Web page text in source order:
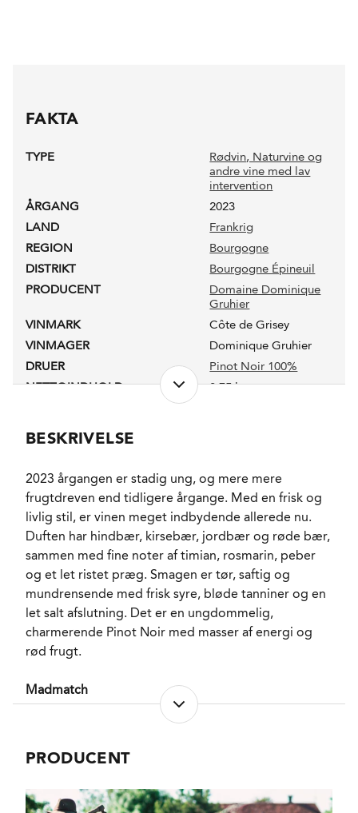
FAKTA
TYPE Rødvin, Naturvine og
andre vine med lav
intervention
ÅRGANG
2023
LAND
Frankrig
REGION
Bourgogne
DISTRIKT
Bourgogne Épineuil
PRODUCENT
Domaine Dominique
Gruhier
VINMARK
Côte de Grisey
VINMAGER
Dominique Gruhier
DRUER
Pinot Noir 100%
NETTOINDHOLD
0,75 l
SVOVLINDHOLD
FADLAGRET
Ja
LAGRING
228-liters egetræsfade
FORVENTET HOLDBARHED
5-10 år fra høståret
SERVERINGS-TEMPERATUR
15 - 16°C
EMBALLAGETYPE
Flaske (75 cl)
VARENR.
301628
NØGLEORD
PASSER GODT TIL
Charcuteri, Kylling,
KARAKTERISTIKA
VINIFIKATION
Fad
FLASKELAGRING
Skovbund, Svampe
BESKRIVELSE
2023 årgangen er stadig ung, og mere mere
frugtdreven end tidligere årgange. Med en frisk og
livlig stil, er vinen meget indbydende allerede nu.
Duften har hindbær, kirsebær, jordbær og røde bær,
sammen med fine noter af timian, rosmarin, peber
og et let ristet præg. Smagen er tør, saftig og
mundrensende med frisk syre, bløde tanniner og en
let salt afslutning. Det er en ungdommelig,
charmerende Pinot Noir med masser af energi og
rød frugt.
Madmatch
Gå efter fjerkræ, gris, charcuteri, grillet grønt,
frugt gør den også god til retter, hvor man ønsker
PRODUCENT